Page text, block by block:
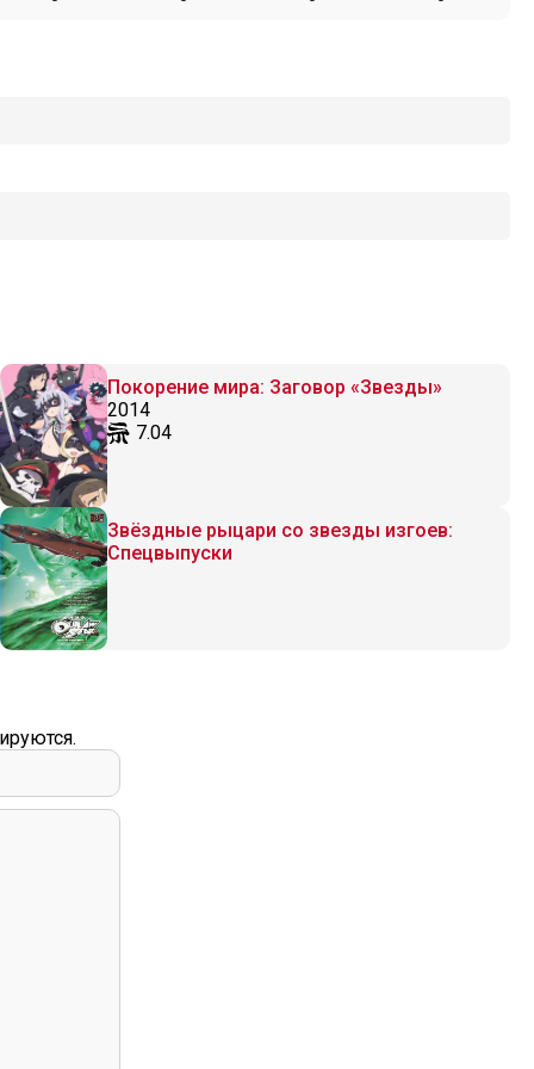
Покорение мира: Заговор «Звезды»
2014
7.04
Звёздные рыцари со звезды изгоев:
Спецвыпуски